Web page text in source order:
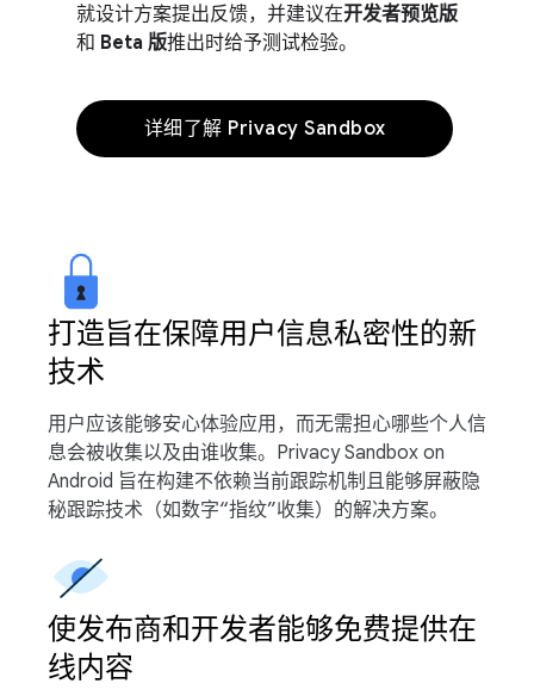
就设计方案提出反馈，并建议在开发者预览版
和 Beta 版推出时给予测试检验。
详细了解 Privacy Sandbox
打造旨在保障用户信息私密性的新
技术
用户应该能够安心体验应用，而无需担心哪些个人信
息会被收集以及由谁收集。Privacy Sandbox on
Android 旨在构建不依赖当前跟踪机制且能够屏蔽隐
秘跟踪技术（如数字“指纹”收集）的解决方案。
使发布商和开发者能够免费提供在
线内容